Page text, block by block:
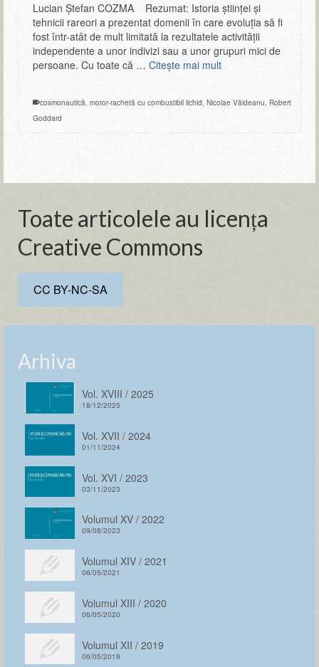
Lucian Ştefan COZMA Rezumat: Istoria ştiinţei şi
tehnicii rareori a prezentat domenii în care evoluţia să fi
fost într-atât de mult limitată la rezultatele activităţii
independente a unor indivizi sau a unor grupuri mici de
persoane. Cu toate că … Citeşte mai mult
cosmonautică, motor-rachetă cu combustibil lichid, Nicolae Văideanu, Robert
Goddard
Toate articolele au licența
Creative Commons
CC BY-NC-SA
Arhiva
Vol. XVIII / 2025
18/12/2025
Vol. XVII / 2024
01/11/2024
Vol. XVI / 2023
03/11/2023
Volumul XV / 2022
09/08/2023
Volumul XIV / 2021
06/05/2021
Volumul XIII / 2020
06/05/2020
Volumul XII / 2019
06/05/2019